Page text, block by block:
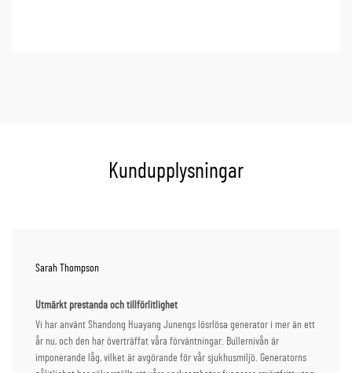
Kundupplysningar
Sarah Thompson
Utmärkt prestanda och tillförlitlighet
Vi har använt Shandong Huayang Junengs lösrlösa generator i mer än ett
år nu, och den har överträffat våra förväntningar. Bullernivån är
imponerande låg, vilket är avgörande för vår sjukhusmiljö. Generatorns